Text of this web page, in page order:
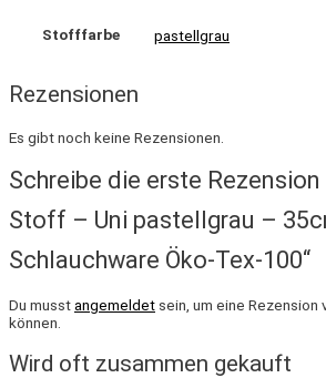
Stofffarbe pastellgrau
Rezensionen
Es gibt noch keine Rezensionen.
Schreibe die erste Rezension
Stoff – Uni pastellgrau –
Schlauchware Öko-Tex-100“
Du musstangemeldet sein, um eine
können.
Wird oft zusammen gekauft